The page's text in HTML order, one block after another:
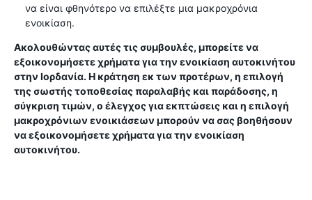
να είναι φθηνότερο να επιλέξτε μια μακροχρόνια
ενοικίαση.
Ακολουθώντας αυτές τις συμβουλές, μπορείτε να
εξοικονομήσετε χρήματα για την ενοικίαση αυτοκινήτου
στην Ιορδανία. Η κράτηση εκ των προτέρων, η επιλογή
της σωστής τοποθεσίας παραλαβής και παράδοσης, η
σύγκριση τιμών, ο έλεγχος για εκπτώσεις και η επιλογή
μακροχρόνιων ενοικιάσεων μπορούν να σας βοηθήσουν
να εξοικονομήσετε χρήματα για την ενοικίαση
αυτοκινήτου.